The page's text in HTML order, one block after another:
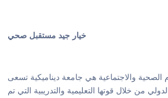
خيار جيد مستقبل صحي
والاجتماعية هي جامعة ديناميكية تسعى
من خلال قوتها التعليمية والتدريبية التي تم